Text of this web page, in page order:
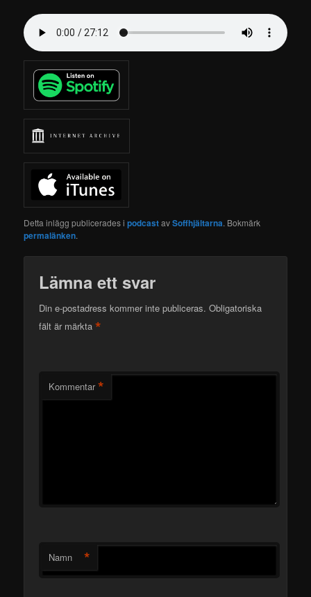
Detta inlägg publicerades ipodcastavSoffhjältarna. Bokmärk
permalänken.
Lämna ett svar
Din e-postadress kommer inte publiceras. Obligatoriska
fält är märkta*
Kommentar *
Namn *